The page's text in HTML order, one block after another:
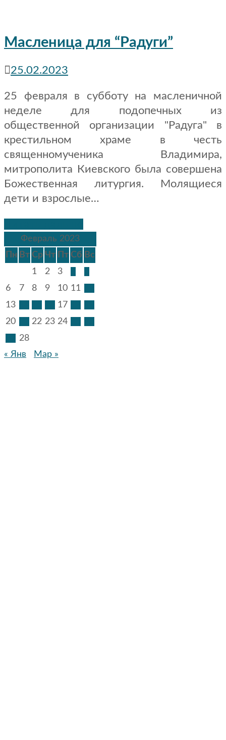
Масленица для “Радуги”
25.02.2023
25 февраля в субботу на масленичной
неделе для подопечных из
общественной организации "Радуга" в
крестильном храме в честь
священномученика Владимира,
митрополита Киевского была совершена
Божественная литургия. Молящиеся
дети и взрослые…
Февраль 2023
Пн Вт Ср Чт Пт Сб Вс
1
2 3
6
7 8 9 10 11
13
17
20
22 23 24
28
« Янв
Мар »